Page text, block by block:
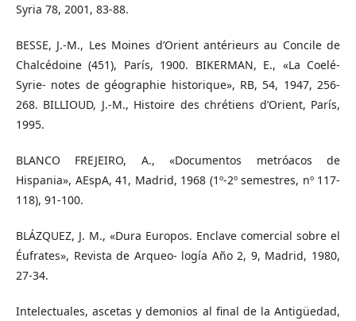
Syria 78, 2001, 83-88.
BESSE, J.-M., Les Moines d’Orient antérieurs au Concile de
Chalcédoine (451), París, 1900. BIKERMAN, E., «La Coelé-
Syrie- notes de géographie historique», RB, 54, 1947, 256-
268. BILLIOUD, J.-M., Histoire des chrétiens d’Orient, París,
1995.
BLANCO FREJEIRO, A., «Documentos metróacos de
Hispania», AEspA, 41, Madrid, 1968 (1º-2º semestres, nº 117-
118), 91-100.
BLÁZQUEZ, J. M., «Dura Europos. Enclave comercial sobre el
Éufrates», Revista de Arqueo- logía Año 2, 9, Madrid, 1980,
27-34.
Intelectuales, ascetas y demonios al ﬁnal de la Antigüedad,